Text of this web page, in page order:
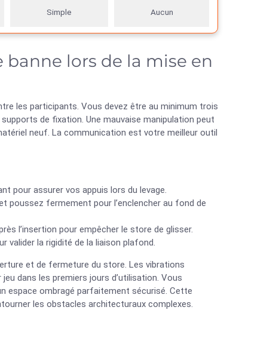
Simple Aucun
lors de la mise en
les participants. Vous devez être au minimum trois
de fixation. Une mauvaise manipulation peut
neuf. La communication est votre meilleur outil
pour assurer vos appuis lors du levage.
poussez fermement pour l’enclencher au fond de
l’insertion pour empêcher le store de glisser.
valider la rigidité de la liaison plafond.
et de fermeture du store. Les vibrations
dans les premiers jours d’utilisation. Vous
espace ombragé parfaitement sécurisé. Cette
les obstacles architecturaux complexes.